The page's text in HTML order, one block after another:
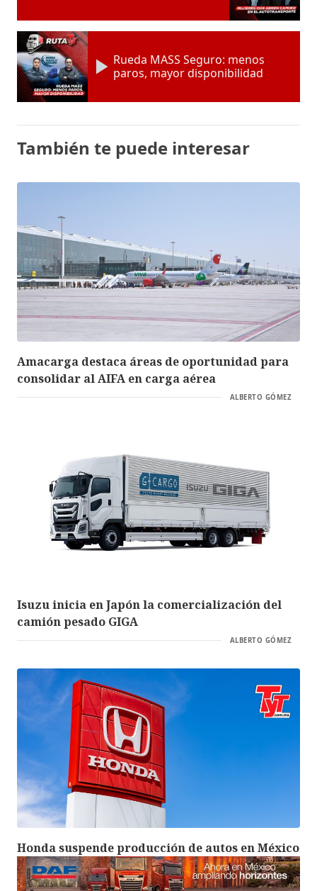
Rueda MASS Seguro: menos
paros, mayor disponibilidad
También te puede interesar
Amacarga destaca áreas de oportunidad para
consolidar al AIFA en carga aérea
ALBERTO GÓMEZ
Isuzu inicia en Japón la comercialización del
camión pesado GIGA
ALBERTO GÓMEZ
Honda suspende producción de autos en México
por escasez de semiconductores
REDACCIÓN TYT